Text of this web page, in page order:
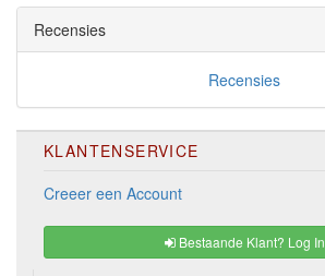
Recensies
Recensies
KLANTENSERVICE
Creeer een Account
Bestaande Klant? Log In